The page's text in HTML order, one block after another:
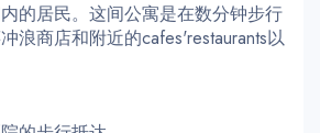
的居民。这间公寓是在数分钟步行
浪商店和附近的cafes'restaurants以